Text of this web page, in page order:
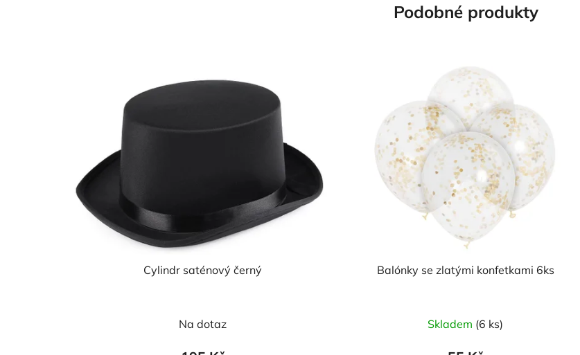
Podobné produkty
Cylindr saténový černý
Na dotaz
Balónky se zlatými konfetkami 6ks
hodnocení
produktu
Skladem (6 ks)